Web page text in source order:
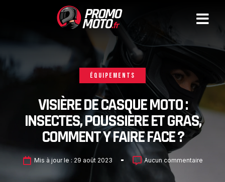
ÉQUIPEMENTS
VISIÈRE DE CASQUE MOTO :
INSECTES, POUSSIÈRE ET GRAS,
COMMENT Y FAIRE FACE ?
Mis à jour le : 29 août 2023 Aucun commentaire